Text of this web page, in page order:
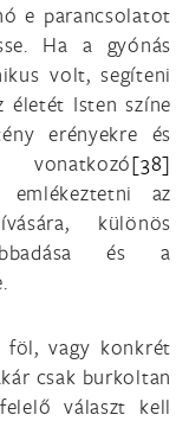
e parancsolatot
Ha a gyónás
volt, segíteni
életét Isten színe
erényekre és
vonatkozó[38]
emlékeztetni az
különös
és a
vagy konkrét
csak burkoltan
választ kell